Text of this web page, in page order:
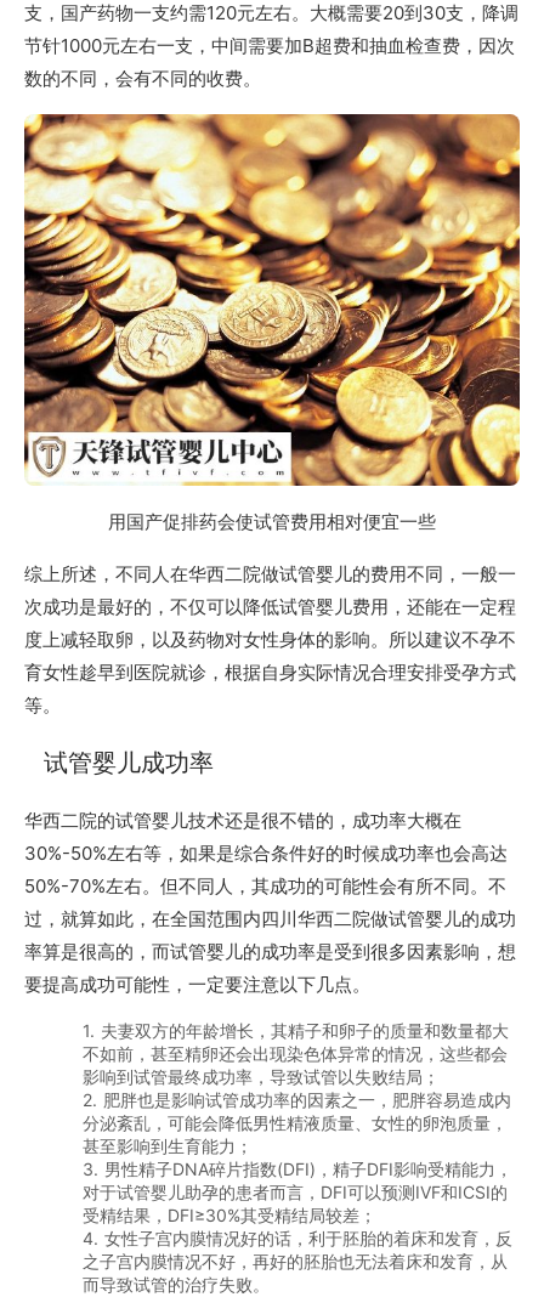
支，国产药物一支约需120元左右。大概需要20到30支，降调
节针1000元左右一支，中间需要加B超费和抽血检查费，因次
数的不同，会有不同的收费。
用国产促排药会使试管费用相对便宜一些
综上所述，不同人在华西二院做试管婴儿的费用不同，一般一
次成功是最好的，不仅可以降低试管婴儿费用，还能在一定程
度上减轻取卵，以及药物对女性身体的影响。所以建议不孕不
育女性趁早到医院就诊，根据自身实际情况合理安排受孕方式
等。
试管婴儿成功率
华西二院的试管婴儿技术还是很不错的，成功率大概在
30%-50%左右等，如果是综合条件好的时候成功率也会高达
50%-70%左右。但不同人，其成功的可能性会有所不同。不
过，就算如此，在全国范围内四川华西二院做试管婴儿的成功
率算是很高的，而试管婴儿的成功率是受到很多因素影响，想
要提高成功可能性，一定要注意以下几点。
1. 夫妻双方的年龄增长，其精子和卵子的质量和数量都大
不如前，甚至精卵还会出现染色体异常的情况，这些都会
影响到试管最终成功率，导致试管以失败结局；
2. 肥胖也是影响试管成功率的因素之一，肥胖容易造成内
分泌紊乱，可能会降低男性精液质量、女性的卵泡质量，
甚至影响到生育能力；
3. 男性精子DNA碎片指数(DFI)，精子DFI影响受精能力，
对于试管婴儿助孕的患者而言，DFI可以预测IVF和ICSI的
受精结果，DFI≥30%其受精结局较差；
4. 女性子宫内膜情况好的话，利于胚胎的着床和发育，反
之子宫内膜情况不好，再好的胚胎也无法着床和发育，从
而导致试管的治疗失败。